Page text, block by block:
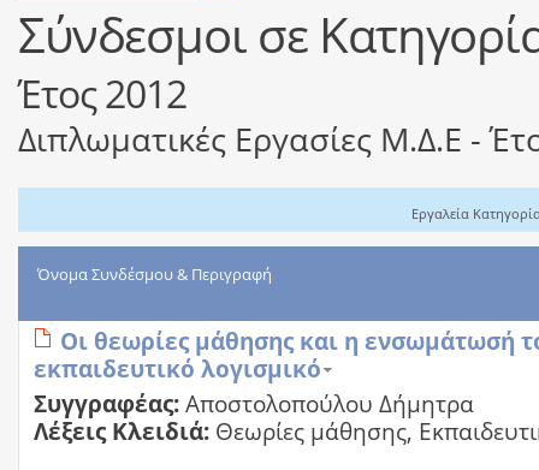
Σύνδεσμοι σε
Έτος 2012
Διπλωματικές Εργασίες Μ.Δ.Ε -
Εργαλεία
Όνομα Συνδέσμου & Περιγραφή
Οι θεωρίες μάθησης και η ενσωμάτωσή
εκπαιδευτικό λογισμικό
Συγγραφέας:Αποστολοπούλου Δήμητρα
Λέξεις Κλειδιά: Θεωρίες μάθησης,